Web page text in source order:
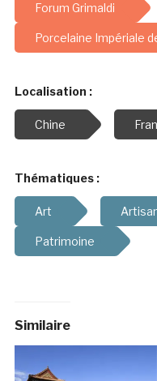
Forum Grimaldi
Porcelaine Impériale
Localisation :
Chine
Thématiques :
Art
Patrimoine
Similaire